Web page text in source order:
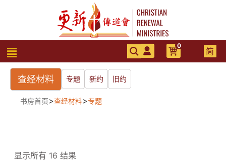
容
菜
单
0
简
查经材料 专题 新约 旧约
书房首页>查经材料>专题
显示所有 16 结果